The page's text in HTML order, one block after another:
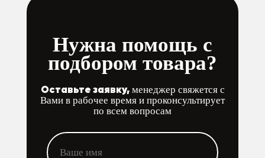
Нужна помощь с
подбором товара?
Оставьте заявку,менеджер свяжется с
Вами в рабочее время и проконсультирует
по всем вопросам